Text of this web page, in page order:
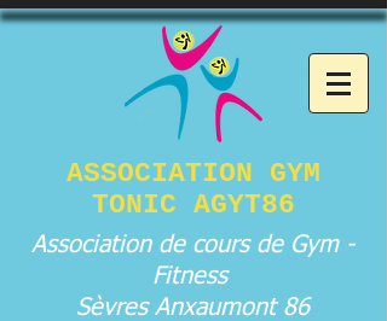
ASSOCIATION GYM
TONIC AGYT86
Association de cours de Gym -
Fitness
Sèvres Anxaumont 86